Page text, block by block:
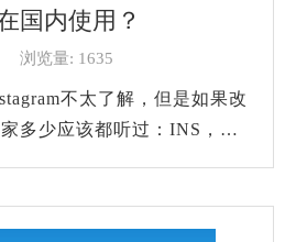
国内使用？
浏览量: 1635
不太了解，但是如果改
多少应该都听过：INS，这